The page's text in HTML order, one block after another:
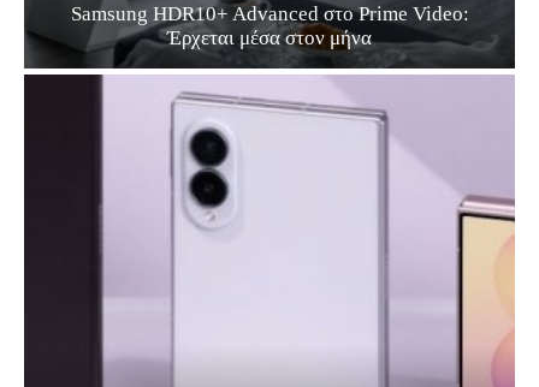
Samsung HDR10+ Advanced στο Prime Video:
Έρχεται μέσα στον μήνα